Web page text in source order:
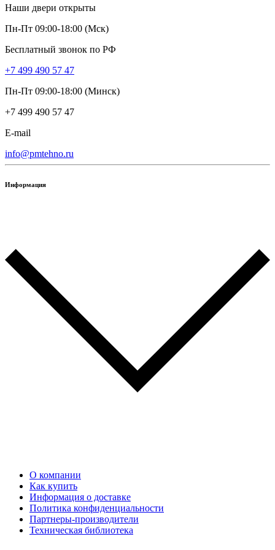
Наши двери открыты
Пн-Пт 09:00-18:00 (Мск)
Бесплатный звонок по РФ
+7 499 490 57 47
Пн-Пт 09:00-18:00 (Минск)
+7 499 490 57 47
E-mail
info@pmtehno.ru
Информация
О компании
Как купить
Информация о доставке
Политика конфиденциальности
Партнеры-производители
Техническая библиотека